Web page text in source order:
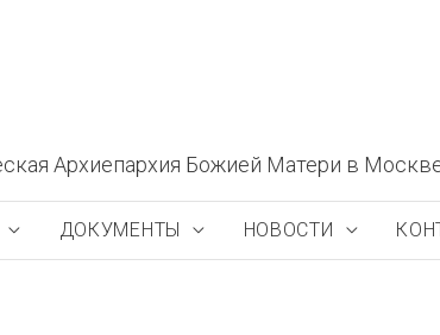
Архиепархия Божией Матери в
ДОКУМЕНТЫ НОВОСТИ